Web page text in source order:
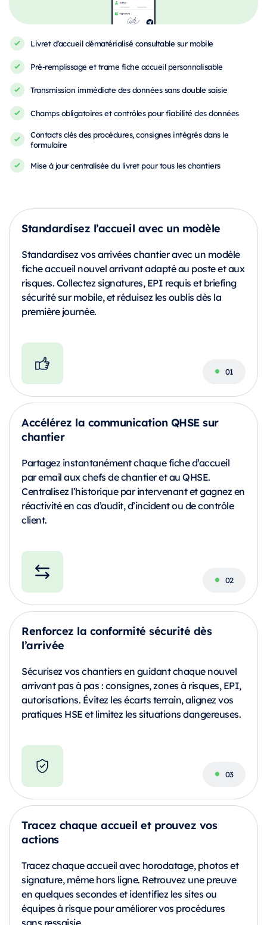
Livret d’accueil dématérialisé consultable sur mobile
Pré-remplissage et trame fiche accueil personnalisable
Transmission immédiate des données sans double saisie
Champs obligatoires et contrôles pour fiabilité des données
Contacts clés des procédures, consignes intégrés dans le
formulaire
Mise à jour centralisée du livret pour tous les chantiers
Standardisez l’accueil avec un modèle
Standardisez vos arrivées chantier avec un modèle
fiche accueil nouvel arrivant adapté au poste et aux
risques. Collectez signatures, EPI requis et briefing
sécurité sur mobile, et réduisez les oublis dès la
première journée.
Accélérez la communication QHSE sur
chantier
Partagez instantanément chaque fiche d’accueil
par email aux chefs de chantier et au QHSE.
Centralisez l’historique par intervenant et gagnez en
réactivité en cas d’audit, d’incident ou de contrôle
client.
Renforcez la conformité sécurité dès
l’arrivée
Sécurisez vos chantiers en guidant chaque nouvel
arrivant pas à pas : consignes, zones à risques, EPI,
autorisations. Évitez les écarts terrain, alignez vos
pratiques HSE et limitez les situations dangereuses.
Tracez chaque accueil et prouvez vos
actions
Tracez chaque accueil avec horodatage, photos et
signature, même hors ligne. Retrouvez une preuve
en quelques secondes et identifiez les sites ou
équipes à risque pour améliorer vos procédures
sans ressaisie.